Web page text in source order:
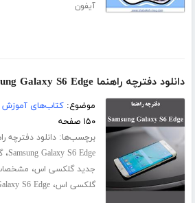
آیفون
دانلود دفترچه راهنما Samsung Galaxy S6 Edge
موضوع:کتاب‌های آموزش
۱۵۰ صفحه
برچسب‌ها:دانلود دفترچه
Samsung Galaxy S6 Edge،
جدید گلکسی اس،
گلکسی اس،S6 Edge